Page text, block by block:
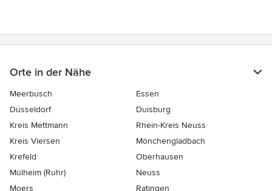
Orte in der Nähe
Meerbusch
Essen
Düsseldorf
Duisburg
Kreis Mettmann
Rhein-Kreis Neuss
Kreis Viersen
Mönchengladbach
Krefeld
Oberhausen
Mülheim (Ruhr)
Neuss
Moers
Ratingen